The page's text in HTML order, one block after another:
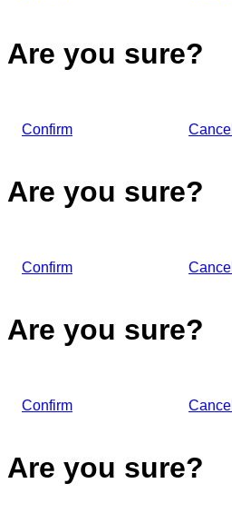
Are you sure?
Confirm Cancel
Are you sure?
Confirm Cancel
Are you sure?
Confirm Cancel
Are you sure?